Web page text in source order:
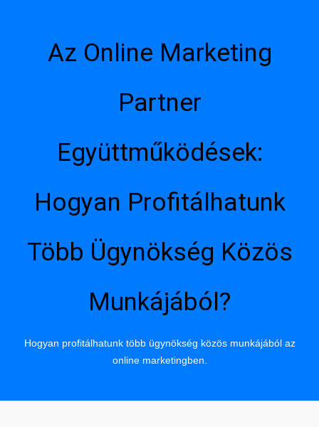
Az Online Marketing
Partner
Együttműködések:
Hogyan Profitálhatunk
Több Ügynökség Közös
Munkájából?
Hogyan profitálhatunk több ügynökség közös munkájából az
online marketingben.